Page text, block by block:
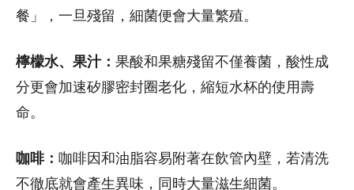
餐」，一旦殘留，細菌便會大量繁殖。
檸檬水、果汁： 果酸和果糖殘留不僅養菌，酸性成
分更會加速矽膠密封圈老化，縮短水杯的使用壽
命。
咖啡： 咖啡因和油脂容易附著在飲管內壁，若清洗
不徹底就會產生異味，同時大量滋生細菌。